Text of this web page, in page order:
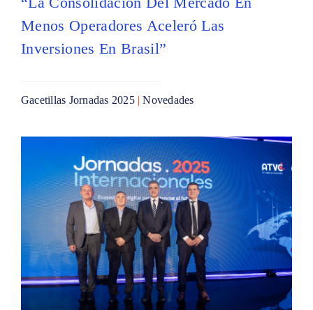
Menos Operadores Aceleró Las
Inversiones En Brasil”
Gacetillas Jornadas 2025|Novedades